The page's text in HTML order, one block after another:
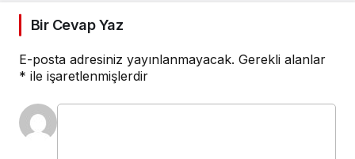
Bir Cevap Yaz
E-posta adresiniz yayınlanmayacak. Gerekli alanlar
* ile işaretlenmişlerdir